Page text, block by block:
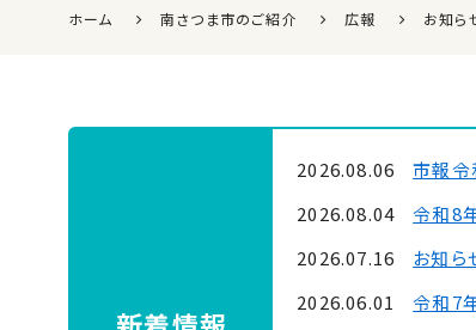
ホーム 南さつま市のご紹介 広報 お知ら
2026.08.06 市報令
2026.08.04 令和8
2026.07.16
お知ら
2026.06.01
令和7